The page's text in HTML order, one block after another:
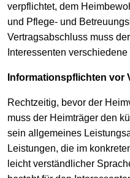
verpflichtet, dem
und Pflege- und
Vertragsabschluss muss
Interessenten
Informationspflichten vor
Rechtzeitig, bevor der
muss der Heimträger den
sein allgemeines
Leistungen, die im
leicht verständlicher